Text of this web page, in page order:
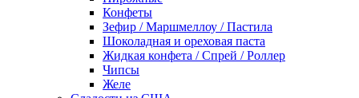
Конфеты
Зефир / Маршмеллоу / Пастила
Шоколадная и ореховая паста
Жидкая конфета / Спрей / Роллер
Чипсы
Желе